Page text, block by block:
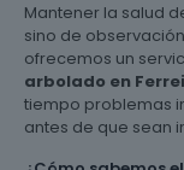
Mantener la salud
sino de
ofrecemos un
arbolado en
tiempo problemas
antes de que sean